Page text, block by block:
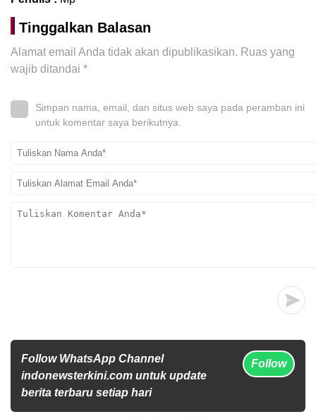
Tinggalkan Balasan
Alamat email Anda tidak akan dipublikasikan. Ruas yang
wajib ditandai *
Simpan nama, email, dan situs web saya pada peramban ini
untuk komentar saya berikutnya.
Follow WhatsApp Channel
indonewsterkini.com untuk update
berita terbaru setiap hari
Follow